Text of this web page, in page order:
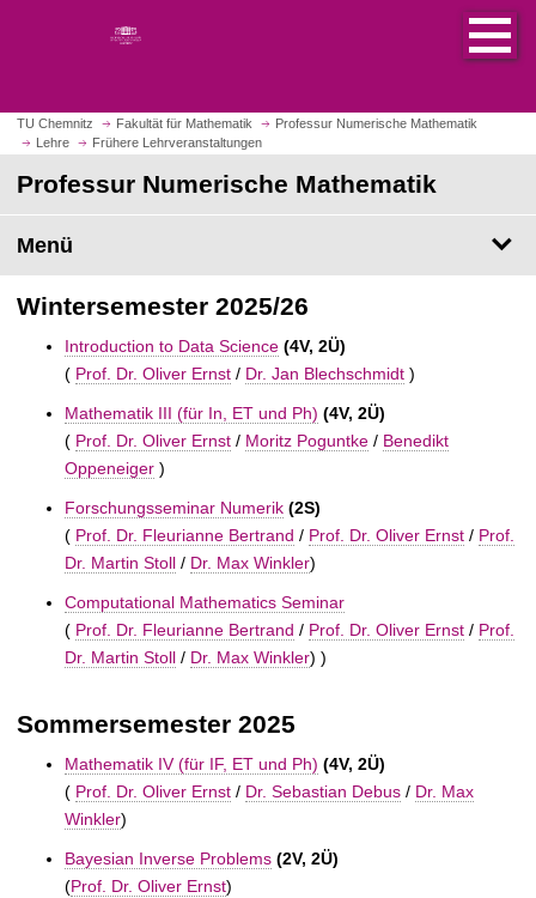
m
H
t
s
i
a
u
r
u
f
TU Chemnitz Fakultät für Mathematik
Professur Numerische Mathematik
Lehre
Frühere Lehrveranstaltungen
Professur Numerische Mathematik
Menü
Wintersemester 2025/26
Introduction to Data Science (4V, 2Ü)
( Prof. Dr. Oliver Ernst / Dr. Jan Blechschmidt )
Mathematik III (für In, ET und Ph) (4V, 2Ü)
( Prof. Dr. Oliver Ernst / Moritz Poguntke / Benedikt
Oppeneiger )
Forschungsseminar Numerik (2S)
( Prof. Dr. Fleurianne Bertrand / Prof. Dr. Oliver Ernst / Prof.
Dr. Martin Stoll / Dr. Max Winkler)
Computational Mathematics Seminar
( Prof. Dr. Fleurianne Bertrand / Prof. Dr. Oliver Ernst / Prof.
Dr. Martin Stoll / Dr. Max Winkler) )
Sommersemester 2025
Mathematik IV (für IF, ET und Ph) (4V, 2Ü)
( Prof. Dr. Oliver Ernst / Dr. Sebastian Debus / Dr. Max
Winkler)
Bayesian Inverse Problems (2V, 2Ü)
(Prof. Dr. Oliver Ernst)